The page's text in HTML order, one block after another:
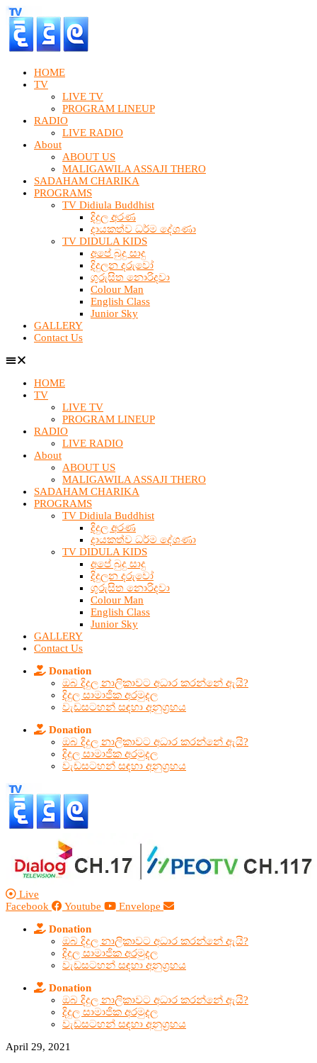
HOME
TV
LIVE TV
PROGRAM LINEUP
RADIO
LIVE RADIO
About
ABOUT US
MALIGAWILA ASSAJI THERO
SADAHAM CHARIKA
PROGRAMS
TV Didiula Buddhist
දිදුල අරණ
දායකත්ව ධර්ම දේශණා
TV DIDULA KIDS
අපේ බුදු සාදු
දිදුලන දරුවෝ
ගුරුසිත නොරිදවා
Colour Man
English Class
Junior Sky
GALLERY
Contact Us
HOME
TV
LIVE TV
PROGRAM LINEUP
RADIO
LIVE RADIO
About
ABOUT US
MALIGAWILA ASSAJI THERO
SADAHAM CHARIKA
PROGRAMS
TV Didiula Buddhist
දිදුල අරණ
දායකත්ව ධර්ම දේශණා
TV DIDULA KIDS
අපේ බුදු සාදු
දිදුලන දරුවෝ
ගුරුසිත නොරිදවා
Colour Man
English Class
Junior Sky
GALLERY
Contact Us
Donation
ඔබ දිදුල නාලිකාවට අධාර කරන්නේ ඇයි?
දිදුල සාමාජික අරමුදල
වැඩසටහන් සඳහා අනුග්‍රහය
Donation
ඔබ දිදුල නාලිකාවට අධාර කරන්නේ ඇයි?
දිදුල සාමාජික අරමුදල
වැඩසටහන් සඳහා අනුග්‍රහය
Live
Facebook
Youtube Envelope
Donation
ඔබ දිදුල නාලිකාවට අධාර කරන්නේ ඇයි?
දිදුල සාමාජික අරමුදල
වැඩසටහන් සඳහා අනුග්‍රහය
Donation
ඔබ දිදුල නාලිකාවට අධාර කරන්නේ ඇයි?
දිදුල සාමාජික අරමුදල
වැඩසටහන් සඳහා අනුග්‍රහය
April 29, 2021